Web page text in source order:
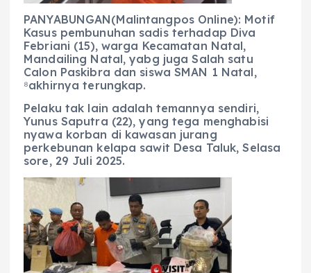
PANYABUNGAN(Malintangpos Online): Motif
Kasus pembunuhan sadis terhadap Diva
Febriani (15), warga Kecamatan Natal,
Mandailing Natal, yabg juga Salah satu
Calon Paskibra dan siswa SMAN 1 Natal,
⁸akhirnya terungkap.
Pelaku tak lain adalah temannya sendiri,
Yunus Saputra (22), yang tega menghabisi
nyawa korban di kawasan jurang
perkebunan kelapa sawit Desa Taluk, Selasa
sore, 29 Juli 2025.